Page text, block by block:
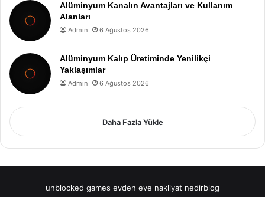
Alüminyum Kanalın Avantajları ve Kullanım
Alanları
Admin 6 Ağustos 2026
Alüminyum Kalıp Üretiminde Yenilikçi
Yaklaşımlar
Admin 6 Ağustos 2026
Daha Fazla Yükle
unblocked games evden eve nakliyat nedirblog